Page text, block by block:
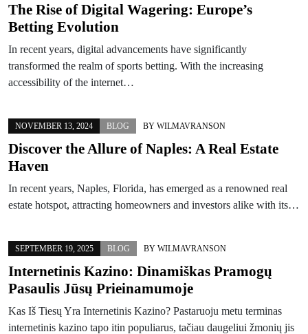
The Rise of Digital Wagering: Europe’s
Betting Evolution
In recent years, digital advancements have significantly
transformed the realm of sports betting. With the increasing
accessibility of the internet…
NOVEMBER 13, 2024 BLOG BY WILMAVRANSON
Discover the Allure of Naples: A Real Estate
Haven
In recent years, Naples, Florida, has emerged as a renowned real
estate hotspot, attracting homeowners and investors alike with its…
SEPTEMBER 19, 2025 BLOG BY WILMAVRANSON
Internetinis Kazino: Dinamiškas Pramogų
Pasaulis Jūsų Prieinamumoje
Kas Iš Tiesų Yra Internetinis Kazino? Pastaruoju metu terminas
internetinis kazino tapo itin populiarus, tačiau daugeliui žmonių jis